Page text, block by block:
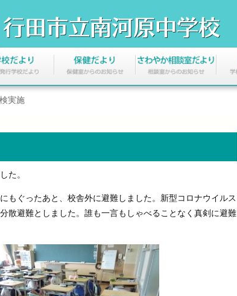
実施
た。
ぐったあと、校舎外に避難しました。新型コロナウイルス
散避難としました。誰も一言もしゃべることなく真剣に避難